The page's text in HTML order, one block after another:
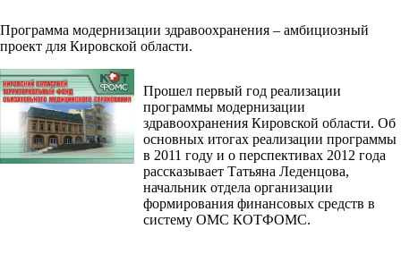
Программа модернизации здравоохранения – амбициозный
проект для Кировской области.
Прошел первый год реализации
программы модернизации
здравоохранения Кировской области. Об
основных итогах реализации программы
в 2011 году и о перспективах 2012 года
рассказывает Татьяна Леденцова,
начальник отдела организации
формирования финансовых средств в
систему ОМС КОТФОМС.